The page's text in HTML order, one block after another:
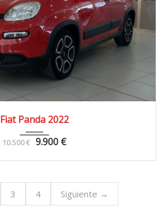
Fiat Panda 2022
10.500€ 9.900 €
3 4 Siguiente →